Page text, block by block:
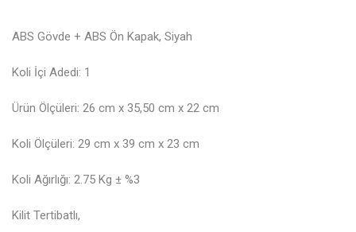
ABS Gövde + ABS Ön Kapak, Siyah
Koli İçi Adedi: 1
Ürün Ölçüleri: 26 cm x 35,50 cm x 22 cm
Koli Ölçüleri: 29 cm x 39 cm x 23 cm
Koli Ağırlığı: 2.75 Kg ± %3
Kilit Tertibatlı,